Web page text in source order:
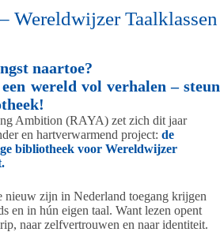
Wereldwijzer Taalklassen
naartoe?
wereld vol verhalen – steun
Ambition (RAYA) zet zich dit jaar
en hartverwarmend project: de
bibliotheek voor Wereldwijzer
nieuw zijn in Nederland toegang krijgen
en in hún eigen taal. Want lezen opent
naar zelfvertrouwen en naar identiteit.